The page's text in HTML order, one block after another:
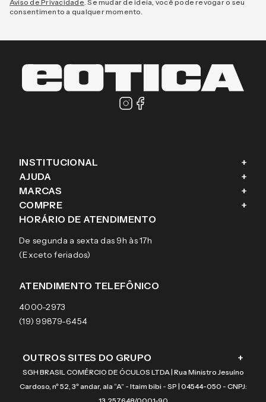
Aviso de Privacidade . Se mudar de ideia, você pode revogar o seu
consentimento a qualquer momento.
INSTITUCIONAL +
Sobre a eÓtica
Aviso de privacidade
Termos e condições de uso
AJUDA +
Trocas e Devoluções
Pagamentos
Garantias
MARCAS +
Ray-Ban
Tecnol
Arnette
Burberry
COMPRE +
Óculos de sol
Lentes de contato
HORÁRIO DE ATENDIMENTO
De segunda a sexta das 9h às 17h
(Exceto feriados)
ATENDIMENTO TELEFÔNICO
4000-2973
(19) 99879-6454
OUTROS SITES DO GRUPO +
SGH BRASIL COMÉRCIO DE ÓCULOS LTDA | Rua Ministro Jesuíno
Cardoso, nº 52, 3º andar, ala “A” - Itaim bibi - SP | 04544-050 - CNPJ: